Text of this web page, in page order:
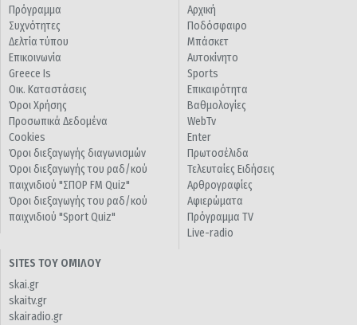
Πρόγραμμα
Συχνότητες
Δελτία τύπου
Επικοινωνία
Greece Is
Οικ. Καταστάσεις
Όροι Χρήσης
Προσωπικά Δεδομένα
Cookies
Όροι διεξαγωγής διαγωνισμών
Όροι διεξαγωγής του ραδ/κού
παιχνιδιού "ΣΠΟΡ FM Quiz"
Όροι διεξαγωγής του ραδ/κού
παιχνιδιού "Sport Quiz"
Αρχική
Ποδόσφαιρο
Μπάσκετ
Αυτοκίνητο
Sports
Επικαιρότητα
Βαθμολογίες
WebTv
Enter
Πρωτοσέλιδα
Τελευταίες Ειδήσεις
Αρθρογραφίες
Αφιερώματα
Πρόγραμμα TV
Live-radio
SITES ΤΟΥ ΟΜΙΛΟΥ
skai.gr
skaitv.gr
skairadio.gr